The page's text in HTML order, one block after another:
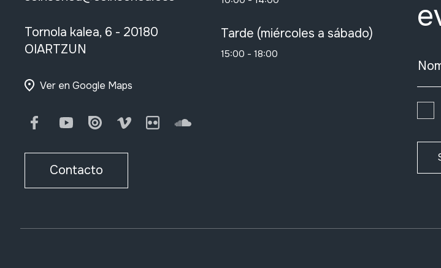
Tornola kalea, 6 - 20180
OIARTZUN
Ver en Google Maps
FacebookYoutubeIssuu Vimeo FlickrSoundCloud
Contacto
Tarde (miércoles a sábado)
15:00 - 18:00